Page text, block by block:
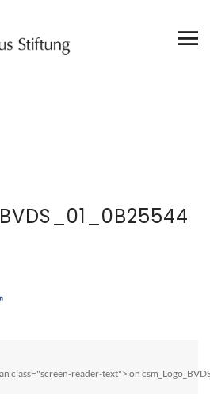
class="screen-reader-text"> on